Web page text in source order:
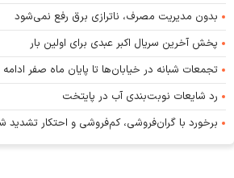
بدون مدیریت مصرف، ناترازی برق رفع نمی‌شود
پخش آخرین سریال اکبر عبدی برای اولین بار
تجمعات شبانه در خیابان‌ها تا پایان ماه صفر ادامه
رد شایعات نوبت‌بندی آب در پایتخت
برخورد با گران‌فروشی، کم‌فروشی و احتکار تشدید